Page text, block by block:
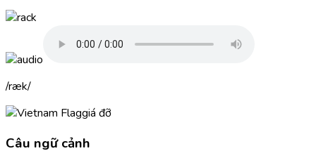
ræk
giá đỡ
Câu ngữ cảnh